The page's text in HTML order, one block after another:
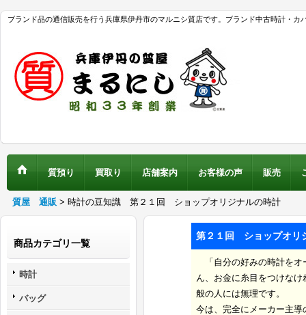
ブランド品の通信販売を行う兵庫県伊丹市のマルニシ質店です。ブランド中古時計・カ
質預り 買取り 店舗案内 お客様の声 販売
質屋 通販 > 時計の豆知識 第２１回 ショップオリジナルの時計
商品カテゴリ一覧
時計
バッグ
第２１回 ショップオリ
「自分の好みの時計をオ
ん、お金に糸目をつけな
般の人には無理です。
今は、完全にメーカー主